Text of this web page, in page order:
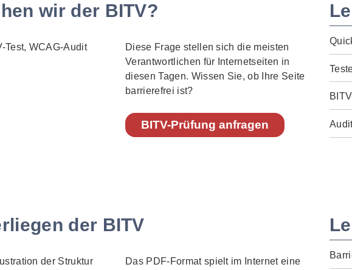
wir der BITV?
Diese Frage stellen sich die meisten
Verantwortlichen für Internetseiten in
diesen Tagen. Wissen Sie, ob Ihre Seite
barrierefrei ist?
BITV-Prüfung anfragen
der BITV
Das PDF-Format spielt im Internet eine